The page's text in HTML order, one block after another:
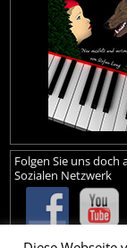
Folgen Sie uns doch
Sozialen Netzwerk